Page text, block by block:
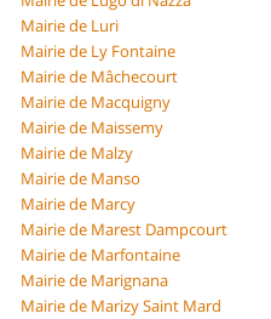
Mairie de Luri
Mairie de Ly Fontaine
Mairie de Mâchecourt
Mairie de Macquigny
Mairie de Maissemy
Mairie de Malzy
Mairie de Manso
Mairie de Marcy
Mairie de Marest Dampcourt
Mairie de Marfontaine
Mairie de Marignana
Mairie de Marizy Saint Mard